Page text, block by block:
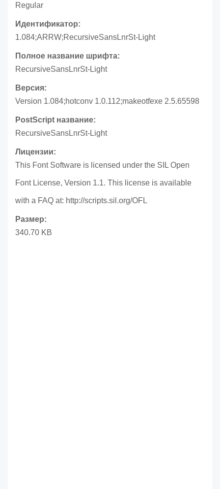
Regular
Идентификатор:
1.084;ARRW;RecursiveSansLnrSt-Light
Полное название шрифта:
RecursiveSansLnrSt-Light
Версия:
Version 1.084;hotconv 1.0.112;makeotfexe 2.5.65598
PostScript название:
RecursiveSansLnrSt-Light
Лицензии:
This Font Software is licensed under the SIL Open
Font License, Version 1.1. This license is available
with a FAQ at: http://scripts.sil.org/OFL
Размер:
340.70 KB